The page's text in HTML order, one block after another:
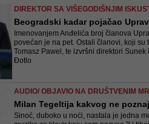
DIREKTOR SA VIŠEGODIŠNJIM
Beogradski kadar pojačao
Imenovanjem Anđelića broj članova
povećan je na pet. Ostali članovi, koji su
Tomasz Pawel, te izvršni direktori
Đotlo
AUDIO/ OBJAVIO NA DRUŠTVENIM
Milan Tegeltija kakvog ne
Sinoć, duboko u noći, nastala je jedna